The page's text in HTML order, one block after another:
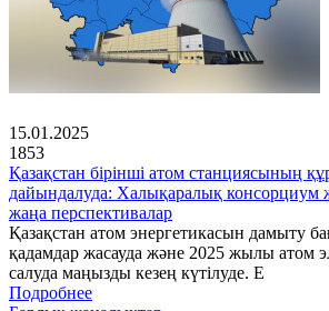
15.01.2025
1853
Қазақстан бірінші атом станциясының
дайындалуда: Халықаралық консорциум
жаңа перспективалар
Қазақстан атом энергетикасын дамыту
қадамдар жасауда және 2025 жылы атом
салуда маңызды кезең күтілуде. Е
Подробнее